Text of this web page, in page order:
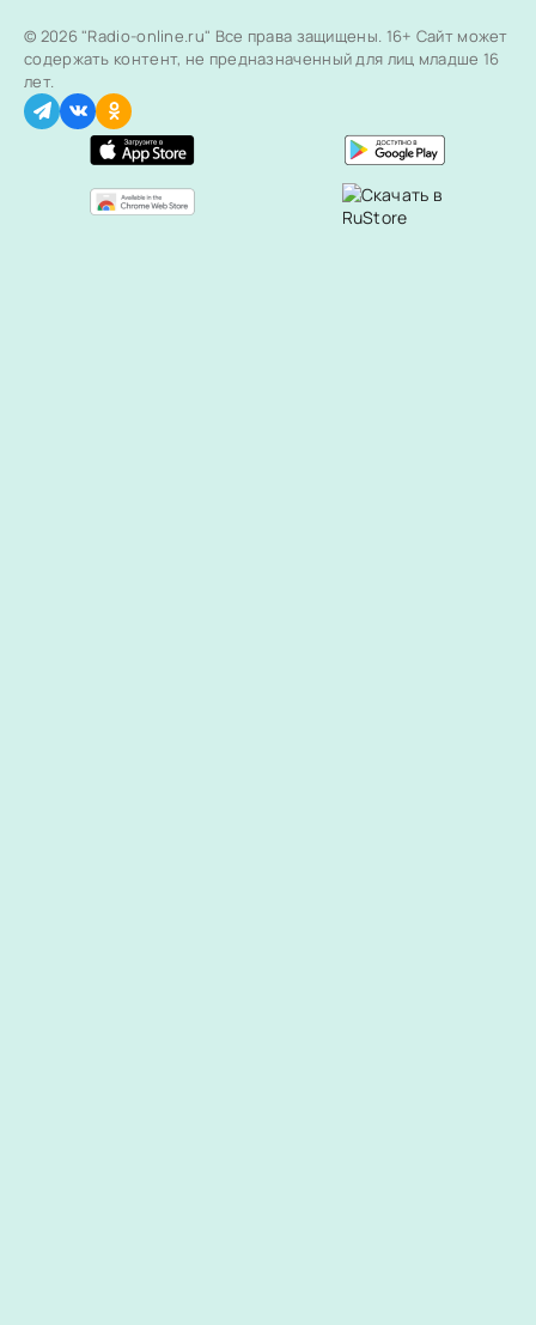
© 2026 "Radio-online.ru" Все права защищены. 16+ Сайт может
содержать контент, не предназначенный для лиц младше 16
лет.